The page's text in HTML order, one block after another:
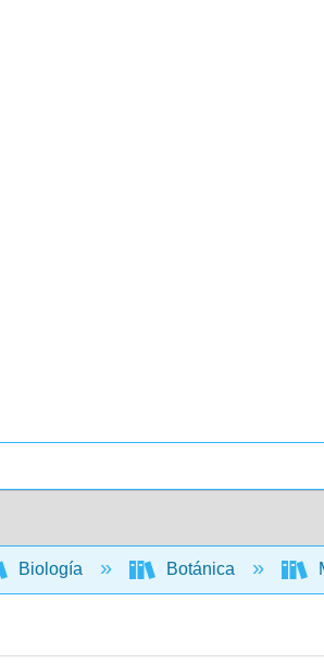
Biología Botánica